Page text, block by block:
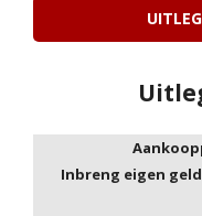
Inbreng eigen